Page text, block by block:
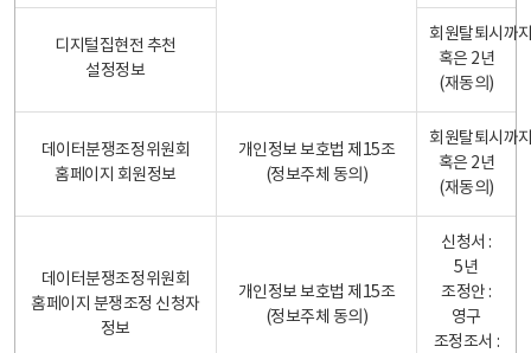
디지털집현전 추천
설정정보
회원탈퇴시까
혹은 2년
(재동의)
데이터분쟁조정위원회
홈페이지 회원정보
개인정보 보호법 제15조
(정보주체 동의)
회원탈퇴시까
혹은 2년
(재동의)
데이터분쟁조정위원회
홈페이지 분쟁조정 신청자
정보
개인정보 보호법 제15조
(정보주체 동의)
신청서 :
5년
조정안 :
영구
조정조서 :